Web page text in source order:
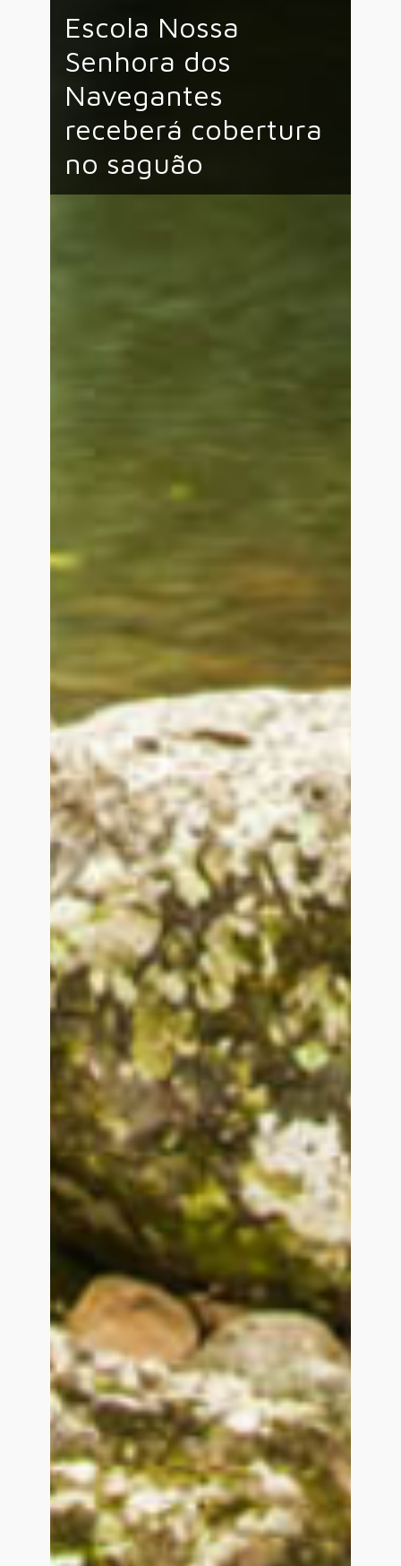
Escola Nossa
Senhora dos
Navegantes
receberá cobertura
no saguão